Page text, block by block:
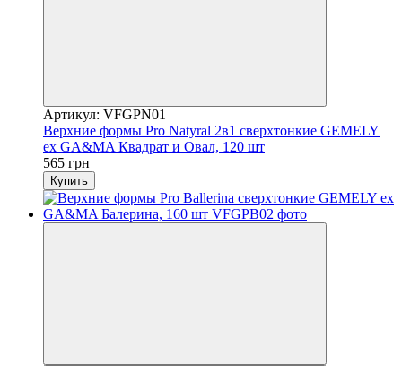
Артикул: VFGPN01
Верхние формы Pro Natyral 2в1 сверхтонкие GEMELY
ex GA&MA Квадрат и Овал, 120 шт
565 грн
Купить